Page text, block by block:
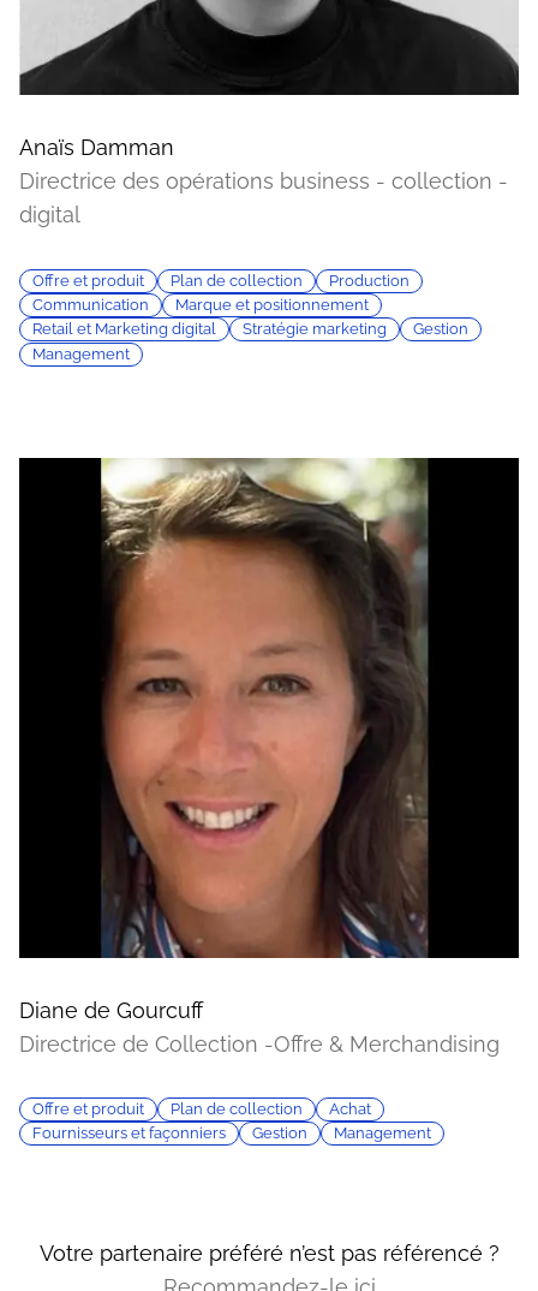
Anaïs Damman
Directrice des opérations business - collection -
digital
Offre et produit Plan de collection
Production
Communication
Marque et positionnement
Retail et Marketing digital
Stratégie marketing
Gestion
Management
Diane de Gourcuff
Directrice de Collection -Offre & Merchandising
Offre et produit Plan de collection
Achat
Fournisseurs et façonniers
Gestion Management
Votre partenaire préféré n’est pas référencé ?